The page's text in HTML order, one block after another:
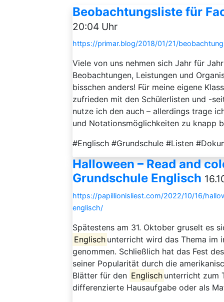
Beobachtungsliste für
20:04 Uhr
https://primar.blog/2018/01/21/
Viele von uns nehmen sich Jahr für
Beobachtungen, Leistungen und
bisschen anders! Für meine eigene
zufrieden mit den Schülerlisten und -
nutze ich den auch – allerdings trage
und Notationsmöglichkeiten zu knapp
#Englisch #Grundschule #Listen
Halloween – Read and
Grundschule Englisch
https://papillionisliest.com/2022/10/16/
englisch/
Spätestens am 31. Oktober gruselt es
Englisch unterricht wird das Thema im
genommen. Schließlich hat das Fest
seiner Popularität durch die
Blätter für den Englisch unterricht zum
differenzierte Hausaufgabe oder als